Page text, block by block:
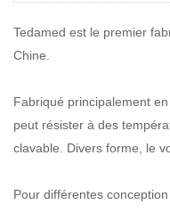
Tedamed est le premier
Chine.
Fabriqué principalement
peut résister à des
clavable. Divers forme, le
Pour différentes